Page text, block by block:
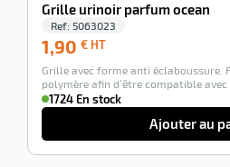
Grille urinoir parfum ocean
Ref: 5063023
1,90 € HT
HT
Grille avec forme anti éclaboussure.
polymère afin d’être compatible
1724 En stock
Ajouter au